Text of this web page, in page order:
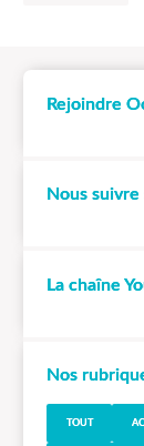
Rejoindre
Nous
La chaîne
Nos
TOUT